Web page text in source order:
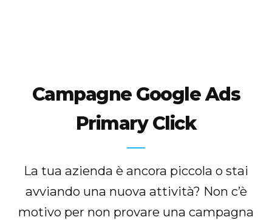
Campagne Google Ads
Primary Click
La tua azienda è ancora piccola o stai
avviando una nuova attività? Non c’è
motivo per non provare una campagna